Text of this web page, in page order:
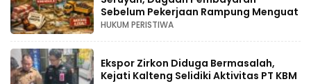
Sebelum Pekerjaan Rampung Menguat
HUKUM PERISTIWA
Ekspor Zirkon Diduga Bermasalah,
Kejati Kalteng Selidiki Aktivitas PT KBM